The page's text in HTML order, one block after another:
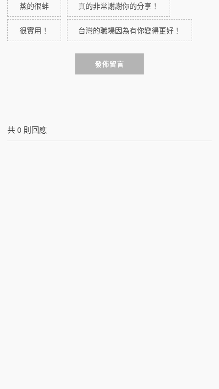
蒸的很蚌 真的非常謝謝你的分享！
很實用！ 台灣的職場因為有你變得更好！
發佈留言
共0 則回應